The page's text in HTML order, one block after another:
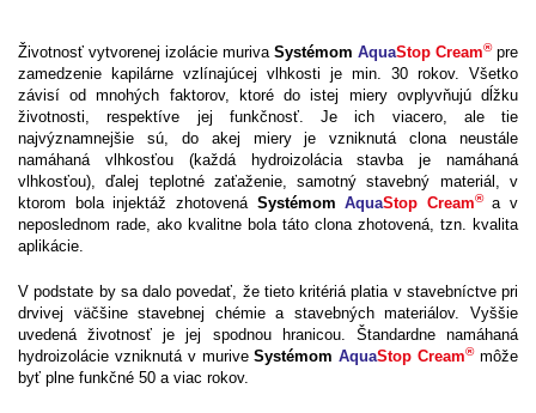
Životnosť vytvorenej izolácie muriva Systémom AquaStop Cream®pre
zamedzenie kapilárne vzlínajúcej vlhkosti je min. 30 rokov. Všetko
závisí od mnohých faktorov, ktoré do istej miery ovplyvňujú dĺžku
životnosti, respektíve jej funkčnosť. Je ich viacero, ale tie
najvýznamnejšie sú, do akej miery je vzniknutá clona neustále
namáhaná vlhkosťou (každá hydroizolácia stavba je namáhaná
vlhkosťou), ďalej teplotné zaťaženie, samotný stavebný materiál, v
ktorom bola injektáž zhotovená SystémomAquaStop Cream®a v
neposlednom rade, ako kvalitne bola táto clona zhotovená, tzn. kvalita
aplikácie.
V podstate by sa dalo povedať, že tieto kritériá platia v stavebníctve pri
drvivej väčšine stavebnej chémie a stavebných materiálov. Vyššie
uvedená životnosť je jej spodnou hranicou. Štandardne namáhaná
hydroizolácie vzniknutá v muriveSystémomAquaStop Cream®môže
byť plne funkčné 50 a viac rokov.